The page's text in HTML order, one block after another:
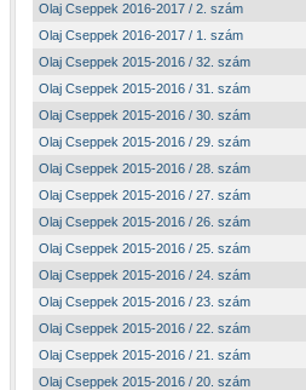
Olaj Cseppek 2016-2017 / 2. szám
Olaj Cseppek 2016-2017 / 1. szám
Olaj Cseppek 2015-2016 / 32. szám
Olaj Cseppek 2015-2016 / 31. szám
Olaj Cseppek 2015-2016 / 30. szám
Olaj Cseppek 2015-2016 / 29. szám
Olaj Cseppek 2015-2016 / 28. szám
Olaj Cseppek 2015-2016 / 27. szám
Olaj Cseppek 2015-2016 / 26. szám
Olaj Cseppek 2015-2016 / 25. szám
Olaj Cseppek 2015-2016 / 24. szám
Olaj Cseppek 2015-2016 / 23. szám
Olaj Cseppek 2015-2016 / 22. szám
Olaj Cseppek 2015-2016 / 21. szám
Olaj Cseppek 2015-2016 / 20. szám